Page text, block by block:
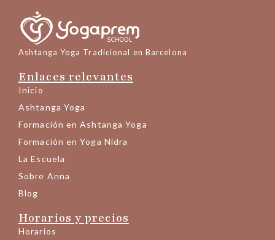
Ashtanga Yoga Tradicional en Barcelona
Enlaces relevantes
Inicio
Ashtanga Yoga
Formación en Ashtanga Yoga
Formación en Yoga Nidra
La Escuela
Sobre Anna
Blog
Horarios y precios
Horarios